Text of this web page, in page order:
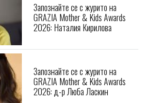
Запознайте се с журито на
GRAZIA Mother & Kids Awards
2026: Наталия Кирилова
Запознайте се с журито на
GRAZIA Mother & Kids Awards
2026: д-р Люба Ласкин